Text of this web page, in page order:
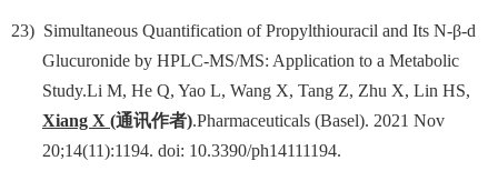
23) Simultaneous Quantification of Propylthiouracil and Its N-β-d
Glucuronide by HPLC-MS/MS: Application to a Metabolic
Study.Li M, He Q, Yao L, Wang X, Tang Z, Zhu X, Lin HS,
Xiang X (通讯作者).Pharmaceuticals (Basel). 2021 Nov
20;14(11):1194. doi: 10.3390/ph14111194.